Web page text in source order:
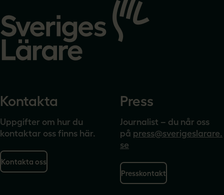
startsidan
Kontakta
Uppgifter om hur du
kontaktar oss finns här.
Kontakta oss
Press
Journalist – du når oss
på press@sverigeslarare.
se
Presskontakt